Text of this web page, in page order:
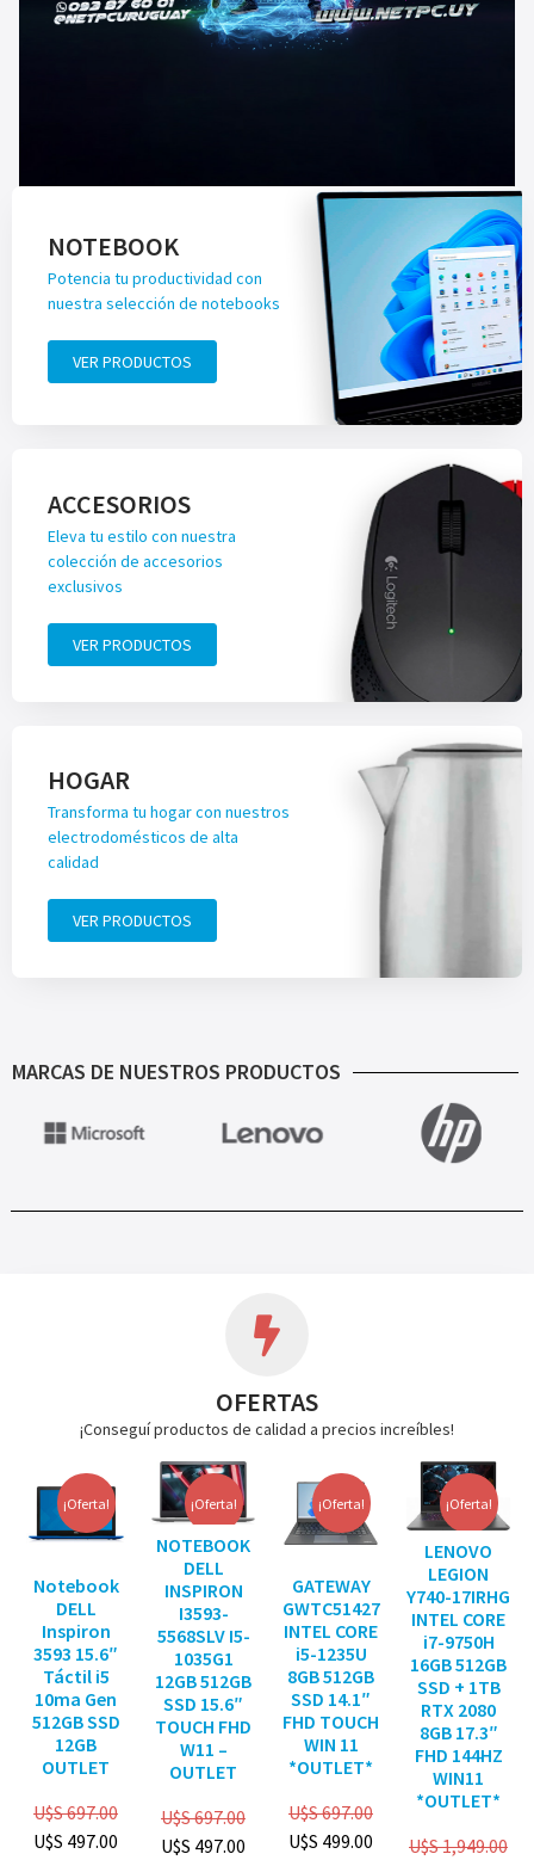
NOTEBOOK
Potencia tu productividad con
nuestra selección de notebooks
VER PRODUCTOS
ACCESORIOS
Eleva tu estilo con nuestra
colección de accesorios
exclusivos
VER PRODUCTOS
HOGAR
Transforma tu hogar con nuestros
electrodomésticos de alta
calidad
VER PRODUCTOS
MARCAS DE NUESTROS PRODUCTOS
OFERTAS
¡Conseguí productos de calidad a precios increíbles!
¡Oferta!
Notebook
DELL
Inspiron
3593 15.6″
Táctil i5
10ma Gen
512GB SSD
12GB
OUTLET
U$S697.00
U$S 497.00
¡Oferta!
NOTEBOOK
DELL
INSPIRON
I3593-
5568SLV I5-
1035G1
12GB 512GB
SSD 15.6″
TOUCH FHD
W11 –
OUTLET
U$S697.00
U$S 497.00
¡Oferta!
GATEWAY
GWTC51427
INTEL CORE
i5-1235U
8GB 512GB
SSD 14.1″
FHD TOUCH
WIN 11
*OUTLET*
U$S697.00
U$S 499.00
¡Oferta!
LENOVO
LEGION
Y740-17IRHG
INTEL CORE
i7-9750H
16GB 512GB
SSD + 1TB
RTX 2080
8GB 17.3″
FHD 144HZ
WIN11
*OUTLET*
U$S1,949.00